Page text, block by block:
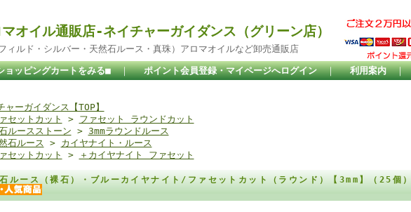
オイル通販店-ネイチャーガイダンス（グリーン店）
ルド・シルバー・天然石ルース・真珠）アロマオイルなど卸売通販店
ョッピングカートをみる■ ｜ ポイント会員登録・マイページへログイン ｜ 利用案内 ｜
ャーガイダンス【TOP】
セットカット > ファセット ラウンドカット
ルースストーン > 3mmラウンドルース
石ルース > カイヤナイト・ルース
セットカット > ＋カイヤナイト ファセット
ルース（裸石）・ブルーカイヤナイト/ファセットカット（ラウンド）【3mm】（25個）